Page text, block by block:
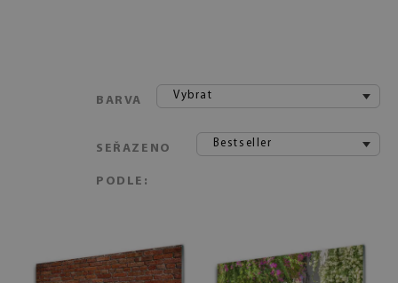
BARVA Vybrat
SEŘAZENO
PODLE:
Bestseller